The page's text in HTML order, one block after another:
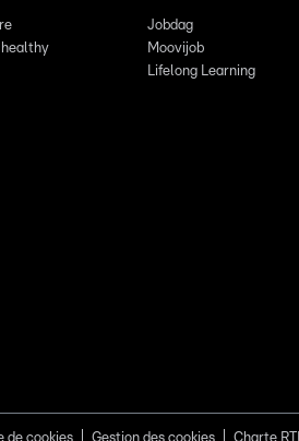
healthy
Jobdag
Moovijob
Lifelong Learning